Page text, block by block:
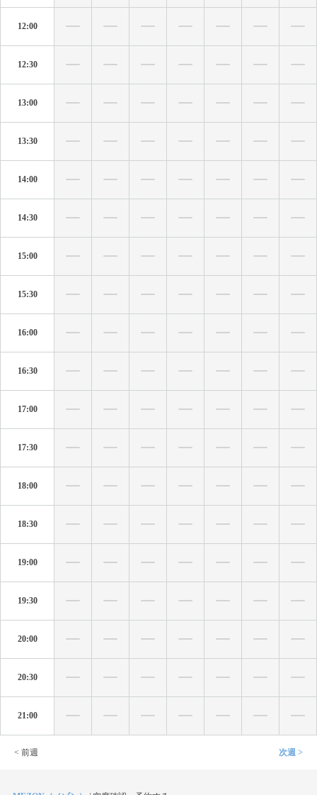
12:00
12:30
13:00
13:30
14:00
14:30
15:00
15:30
16:00
16:30
17:00
17:30
18:00
18:30
19:00
19:30
20:00
20:30
21:00
< 前週 次週 >